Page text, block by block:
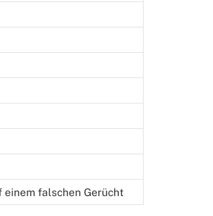
einem falschen Gerücht